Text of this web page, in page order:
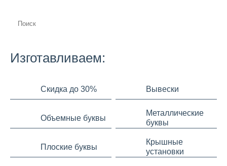
Изготавливаем:
Скидка до 30% Вывески
Объемные буквы
Металлические
буквы
Плоские буквы
Крышные
установки